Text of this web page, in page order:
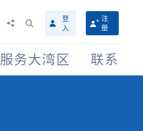
搜
寻
介
面
登
入
注
册
服务大湾区 联系